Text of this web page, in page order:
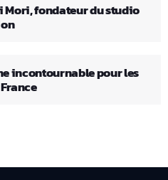
Mori, fondateur du studio
incontournable pour les